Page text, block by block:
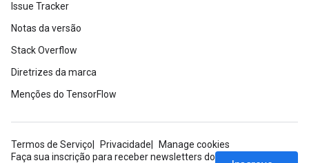
Issue Tracker
Notas da versão
Stack Overflow
Diretrizes da marca
Menções do TensorFlow
Termos de Serviço Privacidade
Manage cookies
Faça sua inscrição para receber newsletters do